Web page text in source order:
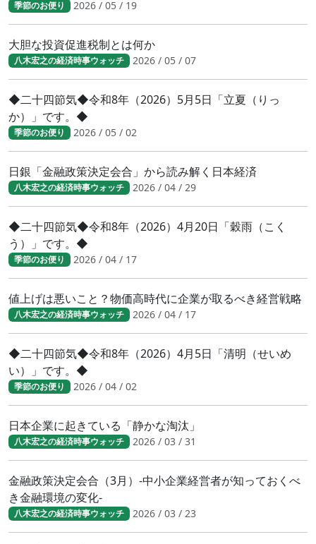
季節のお便り 2026 / 05 / 19
大胆な投資促進税制とは何か
八木宏之の経済時事ウォッチ 2026 / 05 / 07
◆二十四節気◆令和8年（2026）5月5日「立夏（りっ
か）」です。◆
季節のお便り 2026 / 05 / 02
日銀「金融政策決定会合」から読み解く日本経済
八木宏之の経済時事ウォッチ 2026 / 04 / 29
◆二十四節気◆令和8年（2026）4月20日「穀雨（こく
う）」です。◆
季節のお便り 2026 / 04 / 17
値上げは悪いこと？物価高時代に企業が取るべき経営戦略
八木宏之の経済時事ウォッチ 2026 / 04 / 17
◆二十四節気◆令和8年（2026）4月5日「清明（せいめ
い）」です。◆
季節のお便り 2026 / 04 / 02
日本企業に起きている「静かな淘汰」
八木宏之の経済時事ウォッチ 2026 / 03 / 31
金融政策決定会合（3月）-中小企業経営者が知っておくべ
き金融環境の変化-
八木宏之の経済時事ウォッチ 2026 / 03 / 23